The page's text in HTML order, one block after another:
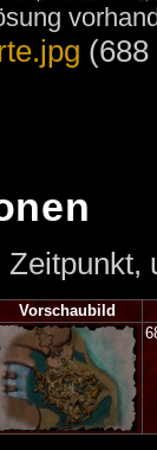
Vorschaubild